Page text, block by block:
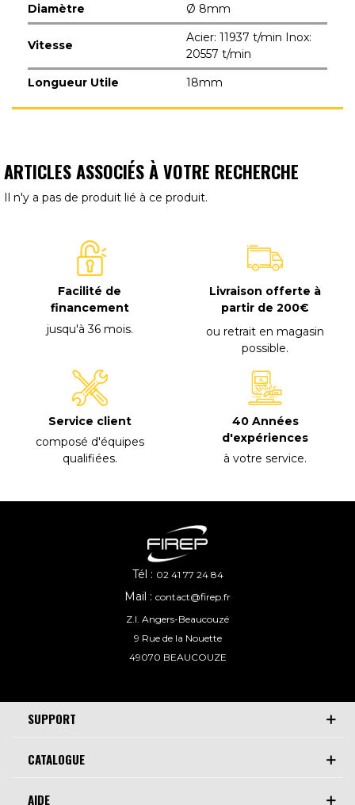
Diamètre
Ø 8mm
Vitesse
Acier: 11937 t/min Inox:
20557 t/min
Longueur Utile
18mm
ARTICLES ASSOCIÉS À VOTRE RECHERCHE
Il n'y a pas de produit lié à ce produit.
Facilité de
financement
jusqu'à 36 mois.
Livraison offerte à
partir de 200€
ou retrait en magasin
possible.
Service client
composé d'équipes
qualifiées.
40 Années
d'expériences
à votre service.
AIDE
CATALOGUE
SUPPORT
Tél : 02 41 77 24 84
Mail : contact@firep.fr
Z.I. Angers-Beaucouzé
9 Rue de la Nouette
49070 BEAUCOUZE